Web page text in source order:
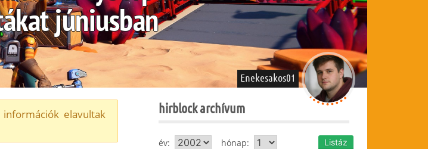
júniusban
Enekesakos01
elavultak
hirblock archívum
év: hónap: